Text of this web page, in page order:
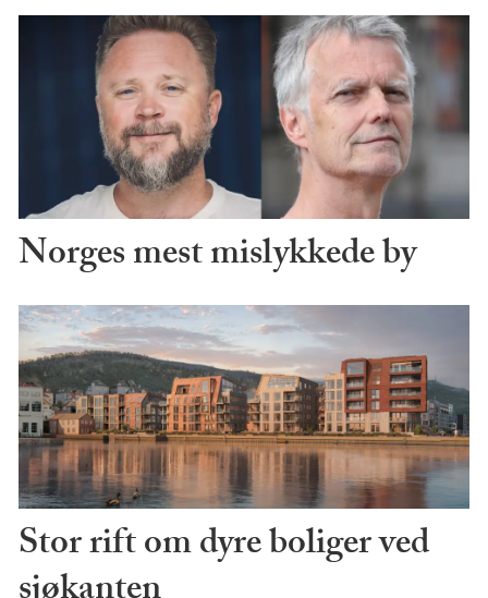
Norges mest mislykkede by
Stor rift om dyre boliger ved